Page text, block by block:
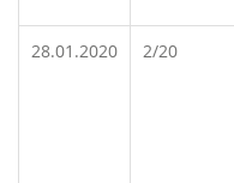
28.01.2020 2/20